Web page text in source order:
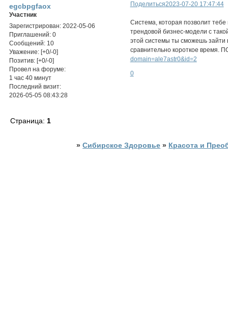
Поделиться2023-07-20 17:47:44
egcbpgfaox
Участник
Зарегистрирован: 2022-05-06
Приглашений: 0
Сообщений: 10
Уважение: [+0/-0]
Позитив: [+0/-0]
Провел на форуме:
1 час 40 минут
Последний визит:
2026-05-05 08:43:28
Система, которая позволит
трендовой бизнес-модели с
этой системы ты сможешь
сравнительно короткое
domain=ale7astr0&id=2
0
Страница: 1
»Сибирское Здоровье » Красота и